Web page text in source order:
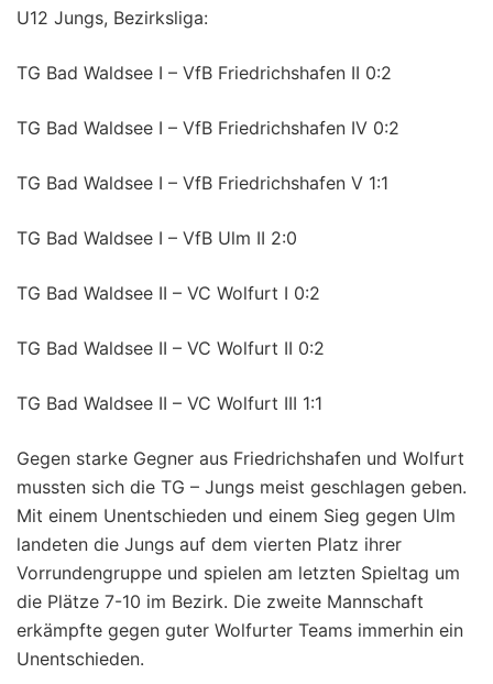
U12 Jungs, Bezirksliga:
TG Bad Waldsee I – VfB Friedrichshafen II 0:2
TG Bad Waldsee I – VfB Friedrichshafen IV 0:2
TG Bad Waldsee I – VfB Friedrichshafen V 1:1
TG Bad Waldsee I – VfB Ulm II 2:0
TG Bad Waldsee II – VC Wolfurt I 0:2
TG Bad Waldsee II – VC Wolfurt II 0:2
TG Bad Waldsee II – VC Wolfurt III 1:1
Gegen starke Gegner aus Friedrichshafen und Wolfurt
mussten sich die TG – Jungs meist geschlagen geben.
Mit einem Unentschieden und einem Sieg gegen Ulm
landeten die Jungs auf dem vierten Platz ihrer
Vorrundengruppe und spielen am letzten Spieltag um
die Plätze 7-10 im Bezirk. Die zweite Mannschaft
erkämpfte gegen guter Wolfurter Teams immerhin ein
Unentschieden.